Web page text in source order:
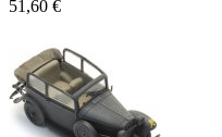
51,60 €